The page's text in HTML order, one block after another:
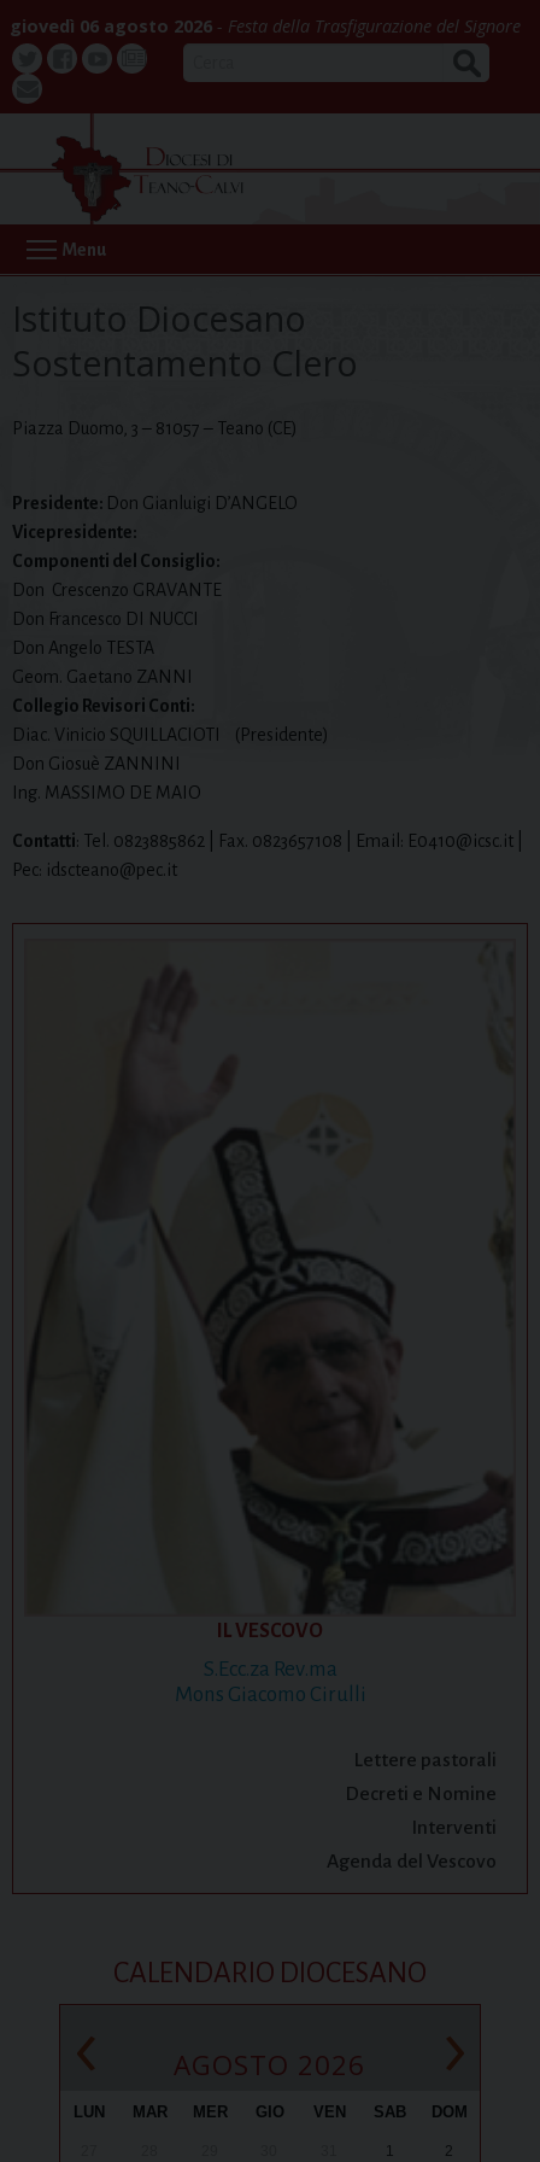
to
content
giovedì 06 agosto 2026 Festa della Trasfigurazione del Signore
Twitter
Buona
webmail
Menu
Istituto Diocesano
Sostentamento Clero
Piazza Duomo, 3 – 81057 – Teano (CE)
Presidente: Don Gianluigi D’ANGELO
Vicepresidente:
Componenti del Consiglio:
Don Crescenzo GRAVANTE
Don Francesco DI NUCCI
Don Angelo TESTA
Geom. Gaetano ZANNI
Collegio Revisori Conti:
Diac. Vinicio SQUILLACIOTI (Presidente)
Don Giosuè ZANNINI
Ing. MASSIMO DE MAIO
Contatti: Tel. 0823885862 | Fax. 0823657108 | Email: E0410@icsc.it |
Pec: idscteano@pec.it
IL VESCOVO
S.Ecc.za Rev.ma
Mons Giacomo Cirulli
Lettere pastorali
Decreti e Nomine
Interventi
Agenda del Vescovo
CALENDARIO DIOCESANO
‹ AGOSTO 2026 ›
LUN MAR MER GIO VEN SAB DOM
1 2